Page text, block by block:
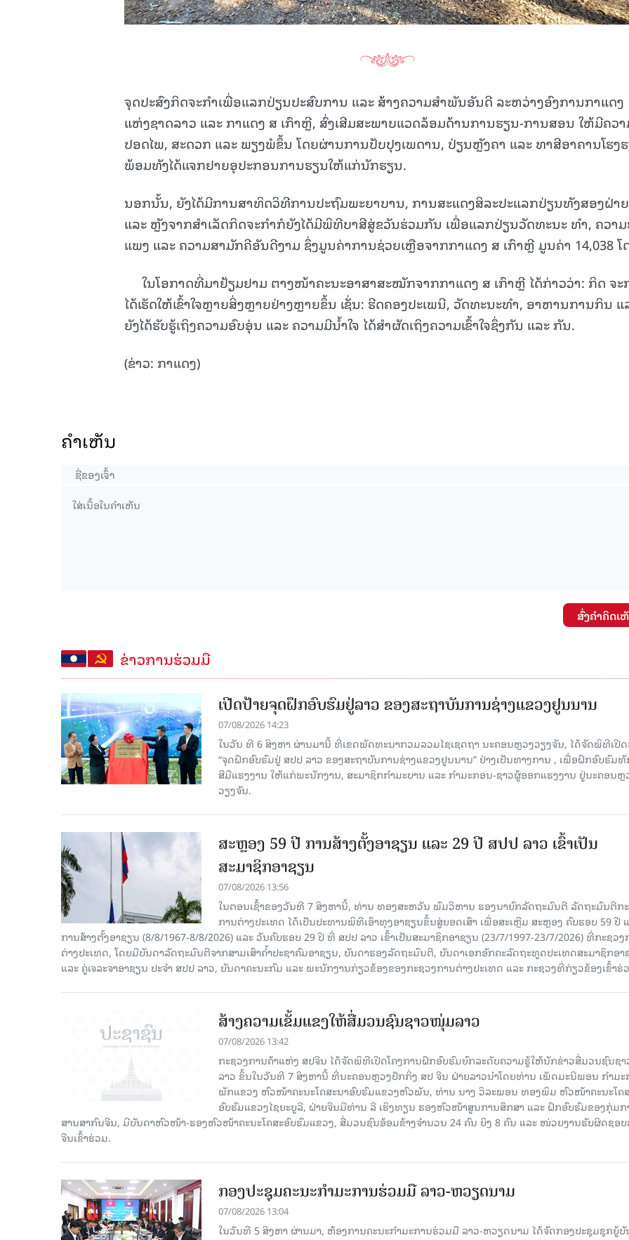
ຈຸດປະສົງກິດຈະກຳເພື່ອແລກປ່ຽນປະສົບການ ແລະ ສ້າງຄວາມສຳພັນອັນດີ ລະຫວ່າງອົງການກາແດງ
ແຫ່ງຊາດລາວ ແລະ ກາແດງ ສ ເກົາຫຼີ, ສົ່ງເສີມສະພາບແວດລ້ອມດ້ານການຮຽນ-ການສອນ ໃຫ້ມີຄວ
ປອດໄພ, ສະດວກ ແລະ ພຽງພໍຂຶ້ນ ໂດຍຜ່ານການປັບປຸງເພດານ, ປ່ຽນຫຼັງຄາ ແລະ ທາສີອາຄານໂຮງ
ພ້ອມທັງໄດ້ແຈກຢາຍອຸປະກອນການຮຽນໃຫ້ແກ່ນັກຮຽນ.
ນອກນັ້ນ, ຍັງໄດ້ມີການສາທິດວິທີການປະຖົມພະຍາບານ, ການສະແດງສິລະປະແລກປ່ຽນທັງສອງຝ່າຍ
ແລະ ຫຼັງຈາກສຳເລັດກິດຈະກຳກໍຍັງໄດ້ມີພິທີບາສີສູ່ຂວັນຮ່ວມກັນ ເພື່ອແລກປ່ຽນວັດທະນະ ທຳ, ຄວາ
ແພງ ແລະ ຄວາມສາມັກຄີອັນດີງາມ ຊຶ່ງມູນຄ່າການຊ່ວຍເຫຼືອຈາກກາແດງ ສ ເກົາຫຼີ ມູນຄ່າ 14,038 ໂ
ໃນໂອກາດທີ່ມາຢ້ຽມຢາມ ຕາງໜ້າຄະນະອາສາສະໝັກຈາກກາແດງ ສ ເກົາຫຼີ ໄດ້ກ່າວວ່າ: ກິດ ຈະ
ໄດ້ເຮັດໃຫ້ເຂົ້າໃຈຫຼາຍສິ່ງຫຼາຍຢ່າງຫຼາຍຂຶ້ນ ເຊັ່ນ: ຮີດຄອງປະເພນີ, ວັດທະນະທຳ, ອາຫານການກິນ ແ
ຍັງໄດ້ຮັບຮູ້ເຖິງຄວາມອົບອຸ່ນ ແລະ ຄວາມມີນໍ້າໃຈ ໄດ້ສຳຜັດເຖິງຄວາມເຂົ້າໃຈຊຶ່ງກັນ ແລະ ກັນ.
(ຂ່າວ: ກາແດງ)
ຄໍາເຫັນ
ສົ່ງຄໍາຄິດເ
ຂ່າວການຮ່ວມມື
ເປີດປ້າຍຈຸດຝຶກອົບຮົມຢູ່ລາວ ຂອງສະຖາບັນການຊ່າງແຂວງຢູນນານ
07/08/2026 14:23
ໃນວັນ ທີ 6 ສິງຫາ ຜ່ານມານີ້ ທີ່ເຂດພັດທະນາກວມລວມໄຊເຊດຖາ ນະຄອນຫຼວງວຽງຈັນ, ໄດ້ຈັດພິທີເປີ
“ຈຸດຝຶກອົບຮົມຢູ່ ສປປ ລາວ ຂອງສະຖາບັນການຊ່າງແຂວງຢູນນານ” ຢ່າງເປັນທາງການ , ເພື່ອຝຶກອົບຮົມ
ສີມືແຮງງານ ໃຫ້ແກ່ພະນັກງານ, ສະມາຊິກກຳມະບານ ແລະ ກຳມະກອນ-ຊາວຜູ້ອອກແຮງງານ ຢູ່ນະຄອນຫຼ
ວຽງຈັນ.
ສະຫຼອງ 59 ປີ ການສ້າງຕັ້ງອາຊຽນ ແລະ 29 ປີ ສປປ ລາວ ເຂົ້າເປັນ
ສະມາຊິກອາຊຽນ
07/08/2026 13:56
ໃນຕອນເຊົ້າຂອງວັນທີ 7 ສິງຫານີ້, ທ່ານ ທອງສະຫວັນ ພົມວິຫານ ຮອງນາຍົກລັດຖະມົນຕີ ລັດຖະມົນຕີກ
ການຕ່າງປະເທດ ໄດ້ເປັນປະທານພິທີເອົາທຸງອາຊຽນຂຶ້ນສູ່ຍອດເສົາ ເພື່ອສະເຫຼີມ ສະຫຼອງ ຄົບຮອບ 59 ປີ
ການສ້າງຕັ້ງອາຊຽນ (8/8/1967-8/8/2026) ແລະ ວັນຄົບຮອບ 29 ປີ ທີ່ ສປປ ລາວ ເຂົ້າເປັນສະມາຊິກອາຊຽນ (23/7/1997-23/7/2026) ທີ່ກະຊວງ
ຕ່າງປະເທດ, ໂດຍມີບັນດາລັດຖະມົນຕີຈາກສາມເສົາຄໍ້າປະຊາຄົມອາຊຽນ, ບັນດາຮອງລັດຖະມົນຕີ, ບັນດາເອກອັກຄະລັດຖະທູດປະເທດສະມາຊິກອາ
ແລະ ຄູ່ເຈລະຈາອາຊຽນ ປະຈຳ ສປປ ລາວ, ບັນດາຄະນະກົມ ແລະ ພະນັກງານກ່ຽວຂ້ອງຂອງກະຊວງການຕ່າງປະເທດ ແລະ ກະຊວງທີ່ກ່ຽວຂ້ອງເຂົ້າຮ່
ສ້າງຄວາມເຂັ້ມແຂງໃຫ້ສື່ມວນຊົນຊາວໜຸ່ມລາວ
07/08/2026 13:42
ກະຊວງການຄ້າແຫ່ງ ສປຈີນ ໄດ້ຈັດພິທີເປີດໂຄງການຝຶກອົບຮົມຍົກລະດັບຄວາມຮູ້ໃຫ້ນັກຂ່າວສື່ມວນຊົນຊ
ລາວ ຂຶ້ນໃນວັນທີ 7 ສິງຫານີ້ ທີ່ນະຄອນຫຼວງປັກກິ່ງ ສປ ຈີນ ຝ່າຍລາວນໍາໂດຍທ່ານ ເພັດມະນີພອນ ກຳມະ
ພັກແຂວງ ຫົວໜ້າຄະນະໂຄສະນາອົບຮົມແຂວງຫົວພັນ, ທ່ານ ນາງ ວິລະພອນ ທອງພິມ ຫົວໜ້າຄະນະໂຄ
ອົບຮົມແຂວງໄຊຍະບູລີ, ຝ່າຍຈີນມີທ່ານ ລີ ເຮິງທຽນ ຮອງຫົວໜ້າສູນການສຶກສາ ແລະ ຝຶກອົບຮົມຂອງກຸ່ມ
ສານສາກົນຈີນ, ມີບັນດາຫົວໜ້າ-ຮອງຫົວໜ້າຄະນະໂຄສະອົບຮົມແຂວງ, ສື່ມວນຊົນອ້ອມຂ້າງຈຳນວນ 24 ຄົນ ຍິງ 8 ຄົນ ແລະ ໜ່ວຍງານຮັບຜິດຊອ
ຈີນເຂົ້າຮ່ວມ.
ກອງປະຊຸມຄະນະກຳມະການຮ່ວມມື ລາວ-ຫວຽດນາມ
07/08/2026 13:04
ໃນວັນທີ 5 ສິງຫາ ຜ່ານມາ, ຫ້ອງການຄະນະກຳມະການຮ່ວມມື ລາວ-ຫວຽດນາມ ໄດ້ຈັດກອງປະຊຸມຊຸກຍູ້ບັ